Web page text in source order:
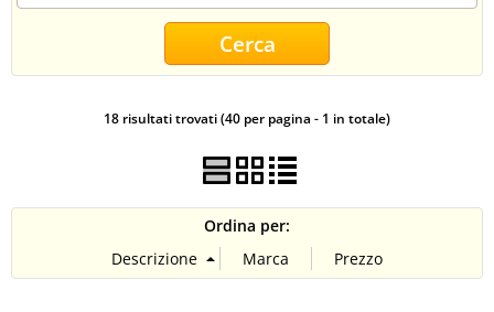
18 risultati trovati (40 per pagina - 1 in totale)
Ordina per: